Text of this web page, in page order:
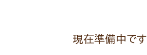
現在準備中です